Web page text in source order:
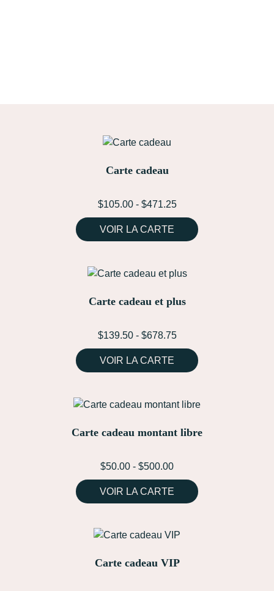
Carte cadeau
$105.00- $471.25
VOIR LA CARTE
Carte cadeau et plus
$139.50- $678.75
VOIR LA CARTE
Carte cadeau montant libre
$50.00 - $500.00
VOIR LA CARTE
Carte cadeau VIP